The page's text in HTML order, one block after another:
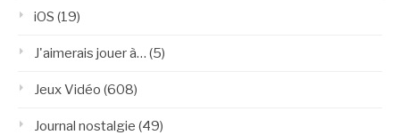
iOS (19)
J'aimerais jouer à… (5)
Jeux Vidéo (608)
Journal nostalgie (49)